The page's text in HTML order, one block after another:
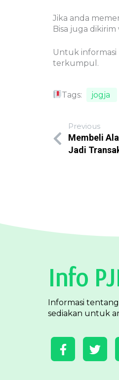
Jika anda
Bisa juga
Untuk informasi
terkumpul.
Tags: jogja
Previous
Membeli
Jadi
Info
Informasi
sediakan untuk